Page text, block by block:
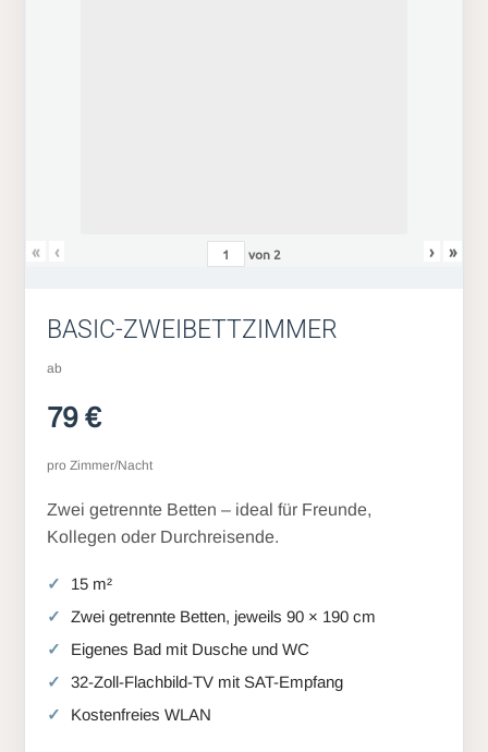
« ‹ von 2 › »
BASIC-ZWEIBETTZIMMER
ab
79 €
pro Zimmer/Nacht
Zwei getrennte Betten – ideal für Freunde,
Kollegen oder Durchreisende.
15 m²
Zwei getrennte Betten, jeweils 90 × 190 cm
Eigenes Bad mit Dusche und WC
32-Zoll-Flachbild-TV mit SAT-Empfang
Kostenfreies WLAN